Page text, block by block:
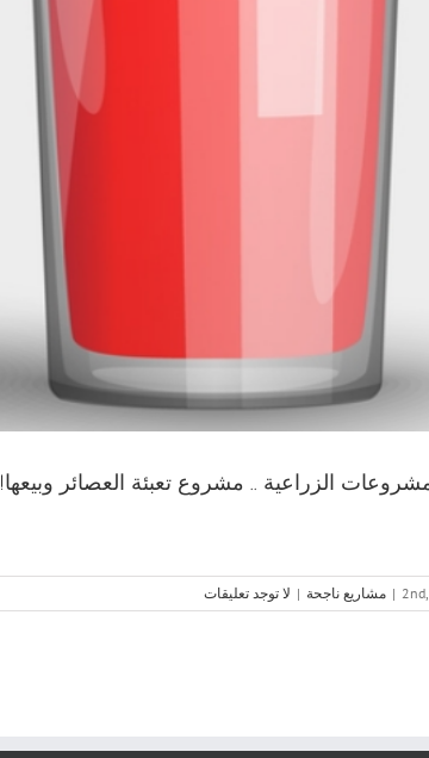
الزراعية .. مشروع تعبئة العصائر وبيعها!
| مشاريع ناجحة | لا توجد تعليقات